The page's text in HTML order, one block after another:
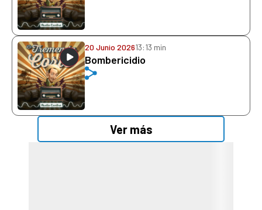
20 Junio 202613:13 min
Bombericidio
Ver más